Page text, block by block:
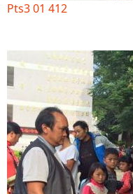
Pts3 01 412